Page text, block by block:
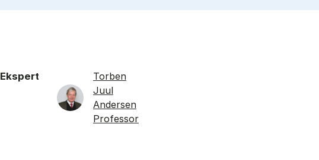
Ekspert
Torben
Juul
Andersen
Professor